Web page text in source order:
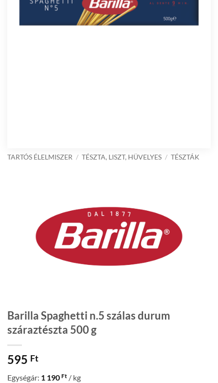
TARTÓS ÉLELMISZER / TÉSZTA, LISZT, HÜVELYES / TÉSZTÁK
Barilla Spaghetti n.5 szálas durum
száraztészta 500 g
595 Ft
Egységár: 1 190 Ft / kg